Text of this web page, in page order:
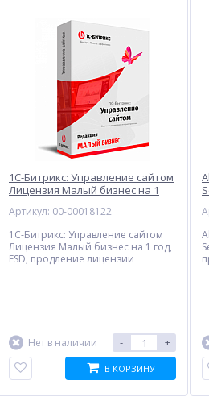
1С-Битрикс: Управление сайтом
Лицензия Малый бизнес на 1
(электронная лицензия)
Артикул: 00-00018122
1С-Битрикс: Управление сайтом
Лицензия Малый бизнес на 1 год,
ESD, продление лицензии
Нет в наличии - +
В КОРЗИНУ